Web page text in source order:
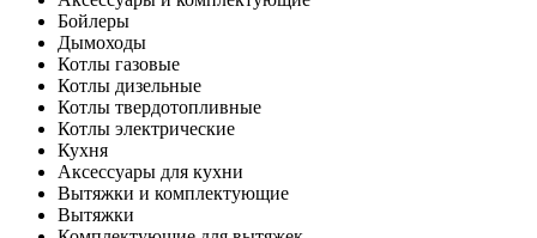
Бойлеры
Дымоходы
Котлы газовые
Котлы дизельные
Котлы твердотопливные
Котлы электрические
Кухня
Аксессуары для кухни
Вытяжки и комплектующие
Вытяжки